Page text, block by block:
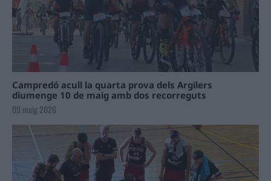
Campredó acull la quarta prova dels Argilers
diumenge 10 de maig amb dos recorreguts
09 maig 2026